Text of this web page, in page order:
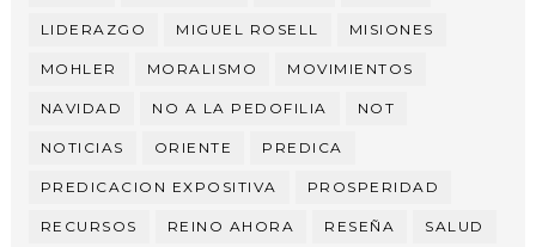
LIDERAZGO MIGUEL ROSELL MISIONES
MOHLER MORALISMO MOVIMIENTOS
NAVIDAD NO A LA PEDOFILIA NOT
NOTICIAS ORIENTE PREDICA
PREDICACION EXPOSITIVA PROSPERIDAD
RECURSOS REINO AHORA RESEÑA SALUD